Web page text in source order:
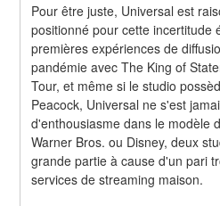
Pour être juste, Universal est
positionné pour cette incertitude
premières expériences de
pandémie avec The King of
Tour, et même si le studio
Peacock, Universal ne s'est
d'enthousiasme dans le modèle
Warner Bros. ou Disney, deux
grande partie à cause d'un pari
services de streaming maison.